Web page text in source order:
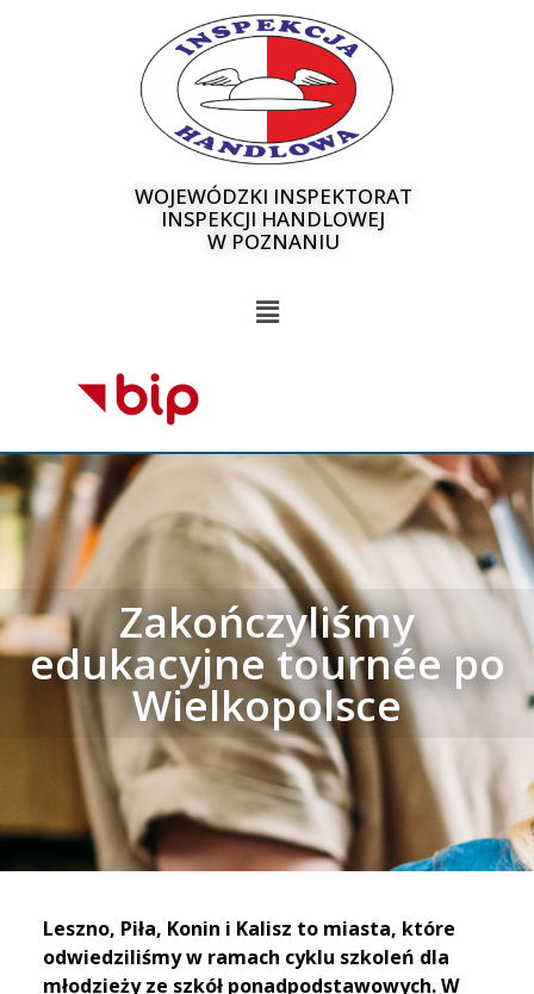
WOJEWÓDZKI INSPEKTORAT
INSPEKCJI HANDLOWEJ
W POZNANIU
Zakończyliśmy
edukacyjne tournée po
Wielkopolsce
Leszno, Piła, Konin i Kalisz to miasta, które
odwiedziliśmy w ramach cyklu szkoleń dla
młodzieży ze szkół ponadpodstawowych. W